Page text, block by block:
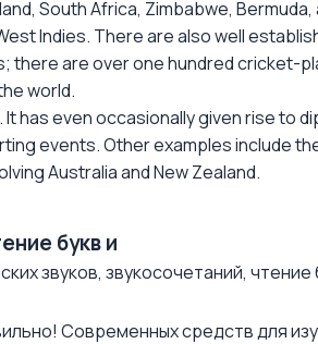
South Africa, Zimbabwe,
Indies. There are also well
there are over one hundred cricket-
world.
has even occasionally given rise to
events. Other examples include
Australia and New Zealand.
букв и
звуков, звукосочетаний, чтение
Современных средств для